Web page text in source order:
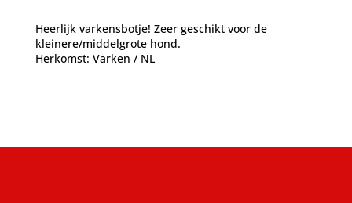
Heerlijk varkensbotje! Zeer geschikt voor de
kleinere/middelgrote hond.
Herkomst: Varken / NL